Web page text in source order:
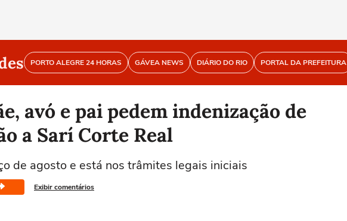
PORTO ALEGRE 24 HORAS GÁVEA NEWS DIÁRIO DO RIO PORTAL DA PREFEITURA
avó e pai pedem indenização de
a Sarí Corte Real
de agosto e está nos trâmites legais iniciais
Exibir comentários